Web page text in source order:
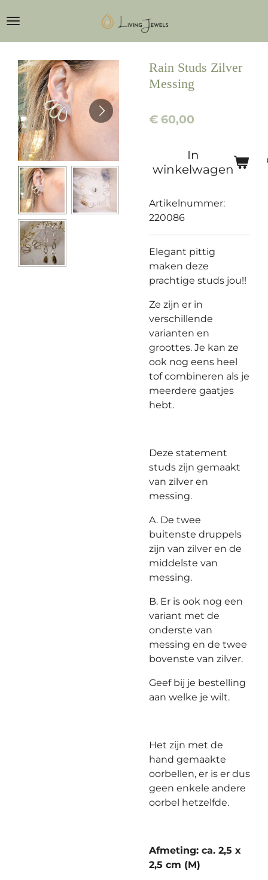
direct
naar
hoofdinhoud
Rain Studs Zilver
Messing
€ 60,00
In
winkelwagen
Artikelnummer:
220086
Elegant pittig
maken deze
prachtige studs jou!!
Ze zijn er in
verschillende
varianten en
groottes. Je kan ze
ook nog eens heel
tof combineren als je
meerdere gaatjes
hebt.
Deze statement
studs zijn gemaakt
van zilver en
messing.
A. De twee
buitenste druppels
zijn van zilver en de
middelste van
messing.
B. Er is ook nog een
variant met de
onderste van
messing en de twee
bovenste van zilver.
Geef bij je bestelling
aan welke je wilt.
Het zijn met de
hand gemaakte
oorbellen, er is er dus
geen enkele andere
oorbel hetzelfde.
Afmeting: ca. 2,5 x
2,5 cm (M)